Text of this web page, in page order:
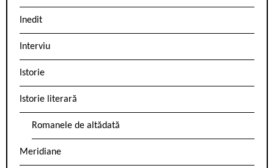
Inedit
Interviu
Istorie
Istorie literară
Romanele de altădată
Meridiane